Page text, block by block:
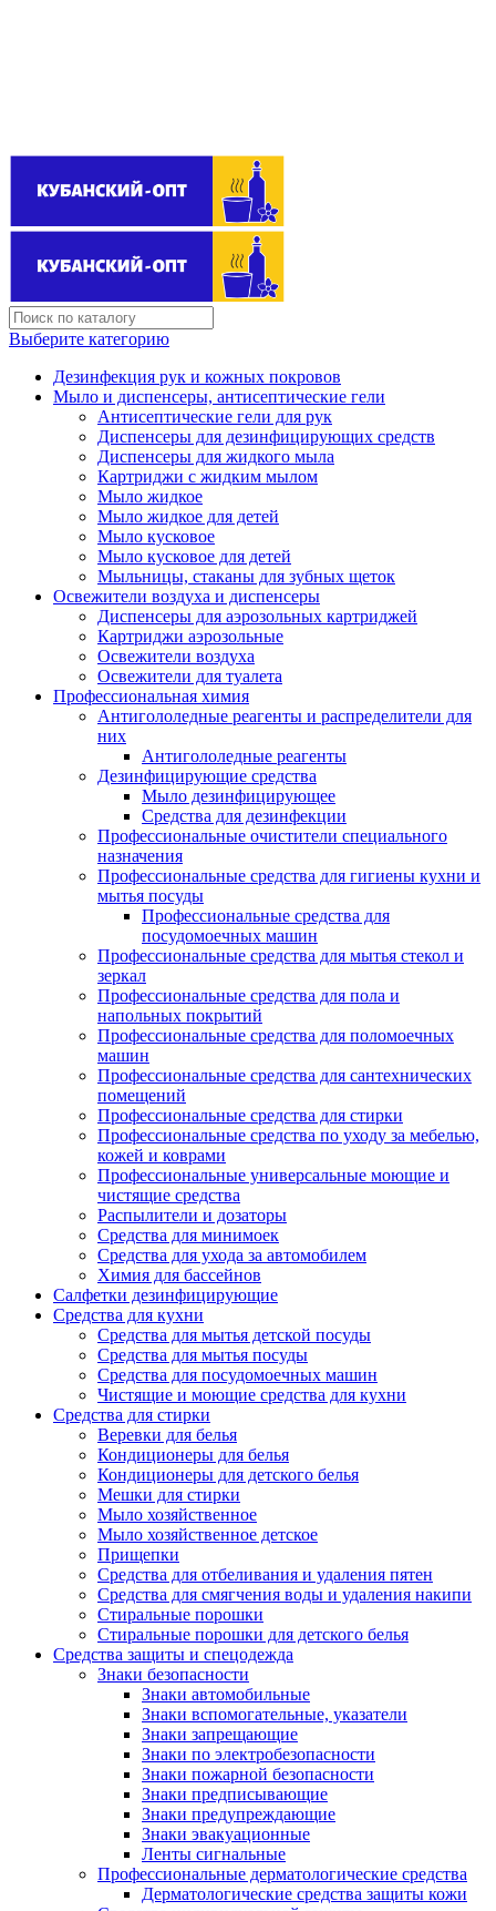
Выберите категорию
Дезинфекция рук и кожных покровов
Мыло и диспенсеры, антисептические гели
Антисептические гели для рук
Диспенсеры для дезинфицирующих средств
Диспенсеры для жидкого мыла
Картриджи с жидким мылом
Мыло жидкое
Мыло жидкое для детей
Мыло кусковое
Мыло кусковое для детей
Мыльницы, стаканы для зубных щеток
Освежители воздуха и диспенсеры
Диспенсеры для аэрозольных картриджей
Картриджи аэрозольные
Освежители воздуха
Освежители для туалета
Профессиональная химия
Антигололедные реагенты и распределители для
них
Антигололедные реагенты
Дезинфицирующие средства
Мыло дезинфицирующее
Средства для дезинфекции
Профессиональные очистители специального
назначения
Профессиональные средства для гигиены кухни и
мытья посуды
Профессиональные средства для
посудомоечных машин
Профессиональные средства для мытья стекол и
зеркал
Профессиональные средства для пола и
напольных покрытий
Профессиональные средства для поломоечных
машин
Профессиональные средства для сантехнических
помещений
Профессиональные средства для стирки
Профессиональные средства по уходу за мебелью,
кожей и коврами
Профессиональные универсальные моющие и
чистящие средства
Распылители и дозаторы
Средства для минимоек
Средства для ухода за автомобилем
Химия для бассейнов
Салфетки дезинфицирующие
Средства для кухни
Средства для мытья детской посуды
Средства для мытья посуды
Средства для посудомоечных машин
Чистящие и моющие средства для кухни
Средства для стирки
Веревки для белья
Кондиционеры для белья
Кондиционеры для детского белья
Мешки для стирки
Мыло хозяйственное
Мыло хозяйственное детское
Прищепки
Средства для отбеливания и удаления пятен
Средства для смягчения воды и удаления накипи
Стиральные порошки
Стиральные порошки для детского белья
Средства защиты и спецодежда
Знаки безопасности
Знаки автомобильные
Знаки вспомогательные, указатели
Знаки запрещающие
Знаки по электробезопасности
Знаки пожарной безопасности
Знаки предписывающие
Знаки предупреждающие
Знаки эвакуационные
Ленты сигнальные
Профессиональные дерматологические средства
Дерматологические средства защиты кожи